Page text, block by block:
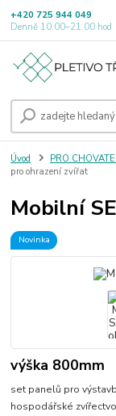
+420 725 944 049
Denně 10.00–21.00 hod
Úvod PRO
pro ohrazení zvířat
Mobilní
Novinka
výška 800mm
set panelů pro
hospodářské